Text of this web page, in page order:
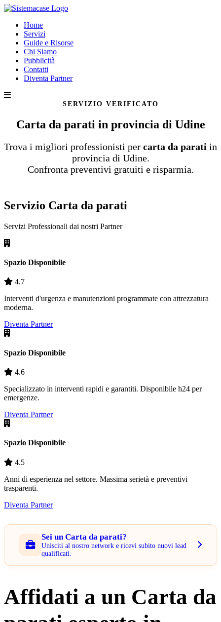
Home
Servizi
Guide e Risorse
Chi Siamo
Pubblicità
Contatti
Diventa Partner
SERVIZIO VERIFICATO
Carta da parati in provincia di Udine
Trova i migliori professionisti per carta da parati in
provincia di Udine.
Confronta preventivi gratuiti e risparmia.
Servizio Carta da parati
Servizi Professionali dai nostri Partner
Spazio Disponibile
4.7
Interventi d'urgenza e manutenzioni programmate con attrezzatura
moderna.
Diventa Partner
Spazio Disponibile
4.6
Specializzato in interventi rapidi e garantiti. Disponibile h24 per
emergenze.
Diventa Partner
Spazio Disponibile
4.5
Anni di esperienza nel settore. Massima serietà e preventivi
trasparenti.
Diventa Partner
Sei un Carta da parati?
Unisciti al nostro network e ricevi subito nuovi lead
qualificati.
Affidati a un Carta da